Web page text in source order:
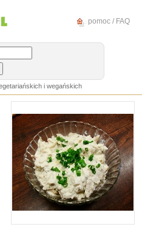
pomoc / FAQ
i wegańskich